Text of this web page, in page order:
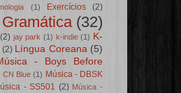
(1) Exercícios (2)
Gramática (32)
(2) jay park (1) k-indie (1) K-
(2) Língua Coreana (5)
- Boys Before
CN Blue (1) Música - DBSK
- SS501 (2) Música -